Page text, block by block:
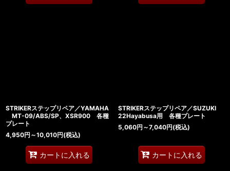
STRIKERステップリペア／YAMAHA
MT-09/ABS/SP、XSR900 各種
プレート
4,950円 ～10,010円(税込)
カートに入れる
STRIKERステップリペア／SUZUKI
22Hayabusa用 各種プレート
5,060円 ～7,040円(税込)
カートに入れる